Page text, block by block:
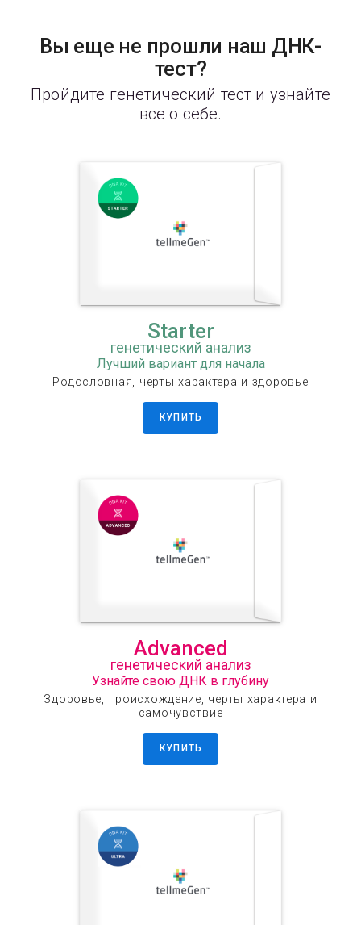
Вы еще не прошли наш ДНК-
тест?
Пройдите генетический тест и узнайте
все о себе.
Starter
генетический анализ
Лучший вариант для начала
Родословная, черты характера и здоровье
КУПИТЬ
Advanced
генетический анализ
Узнайте свою ДНК в глубину
Здоровье, происхождение, черты характера и
самочувствие
КУПИТЬ